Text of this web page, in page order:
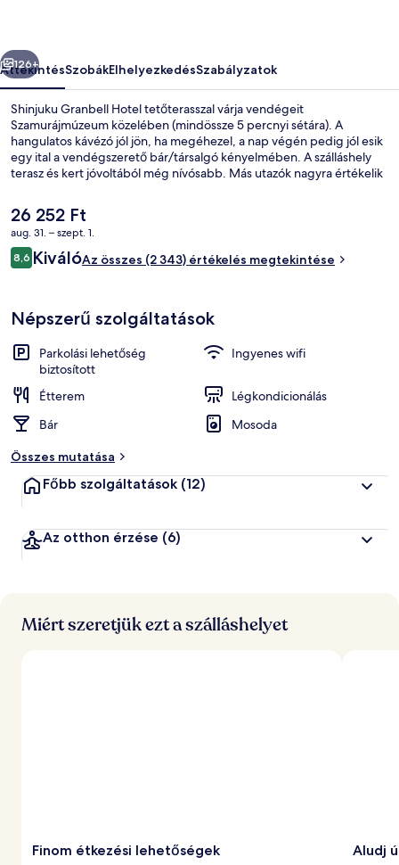
Lakosztály, 1 king (extra méretű)
Következő
126+
ÁttekintésSzobákElhelyezkedésSzabályzatok
Shinjuku Granbell Hotel tetőterasszal várja vendégeit
Szamurájmúzeum közelében (mindössze 5 percnyi sétára). A
hangulatos kávézó jól jön, ha megéhezel, a nap végén pedig jól esik
egy ital a vendégszerető bár/társalgó kényelmében. A szálláshely
terasz és kert jóvoltából még nívósabb. Más utazók nagyra értékelik
Rövid sétával megközelíthető a tömegközlekedés: Higashi-shinjuku
metróállomás 4 perc, Shinjuku-sanchōme metróállomás pedig 5
perc séta.
A
jelenlegi
ár
26 252 Ft
26 252 Ft
aug. 31. – szept. 1.
Értékelések
8,68,6 ennyiből: 10
KiválóAz összes (2 343) értékelés megtekintése
Népszerű szolgáltatások
Parkolási lehetőség
biztosított
Ingyenes wifi
Étterem
Légkondicionálás
Bár
Mosoda
Összes mutatása
Főbb szolgáltatások (12)
Az otthon érzése (6)
Miért szeretjük ezt a szálláshelyet
Finom étkezési lehetőségek Aludj